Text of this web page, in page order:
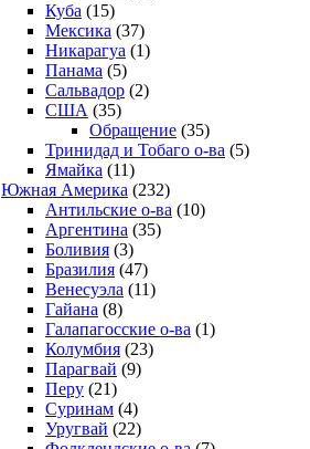
Куба (15)
Мексика (37)
Никарагуа (1)
Панама (5)
Сальвадор (2)
США (35)
Обращение (35)
Тринидад и Тобаго о-ва (5)
Ямайка (11)
Южная Америка (232)
Антильские о-ва (10)
Аргентина (35)
Боливия (3)
Бразилия (47)
Венесуэла (11)
Гайана (8)
Галапагосские о-ва (1)
Колумбия (23)
Парагвай (9)
Перу (21)
Суринам (4)
Уругвай (22)